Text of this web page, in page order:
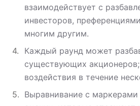
взаимодействует с
инвесторов,
многим другим.
Каждый раунд может
существующих
воздействия в течение
Выравнивание с